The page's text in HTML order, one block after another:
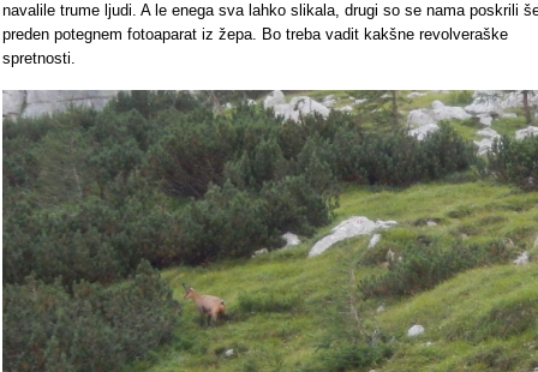
navalile trume ljudi. A le enega sva lahko slikala, drugi so se nama poskrili
preden potegnem fotoaparat iz žepa. Bo treba vadit kakšne revolveraške
spretnosti.